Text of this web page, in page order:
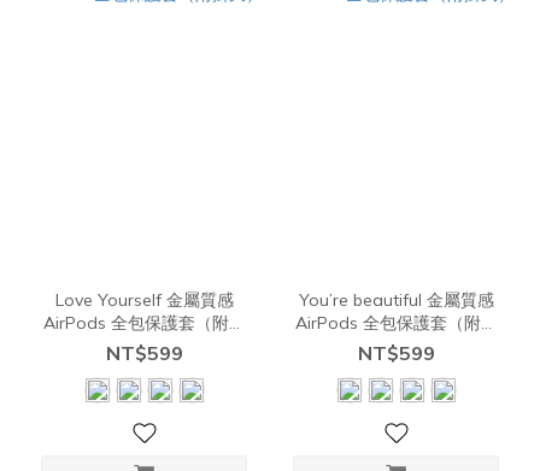
Love Yourself 金屬質感
AirPods 全包保護套（附掛
鉤）
NT$599
You’re beautiful 金屬質感
AirPods 全包保護套（附掛
鉤）
NT$599